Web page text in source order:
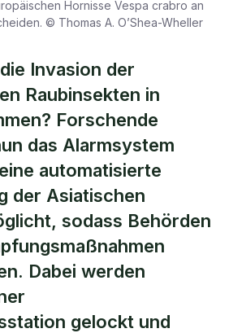
meldet
Hornisse Vespa crabro an
© Thomas A. O’Shea-Wheller
Invasion der
Raubinsekten in
Forschende
das Alarmsystem
automatisierte
der Asiatischen
sodass Behörden
Dabei werden
gelockt und